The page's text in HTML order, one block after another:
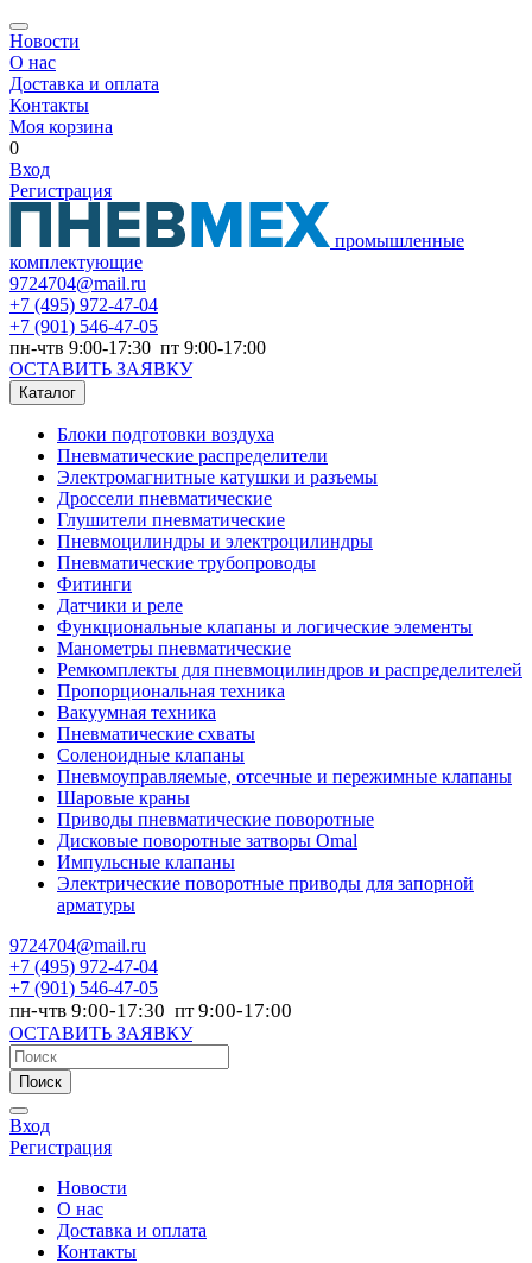
Новости
О нас
Доставка и оплата
Контакты
Моя корзина
0
Вход
Регистрация
промышленные
комплектующие
9724704@mail.ru
+7 (495) 972-47-04
+7 (901) 546-47-05
пн-чтв 9:00-17:30 пт 9:00-17:00
ОСТАВИТЬ ЗАЯВКУ
Каталог
Блоки подготовки воздуха
Пневматические распределители
Электромагнитные катушки и разъемы
Дроссели пневматические
Глушители пневматические
Пневмоцилиндры и электроцилиндры
Пневматические трубопроводы
Фитинги
Датчики и реле
Функциональные клапаны и логические элементы
Манометры пневматические
Ремкомплекты для пневмоцилиндров и распределителей
Пропорциональная техника
Вакуумная техника
Пневматические схваты
Соленоидные клапаны
Пневмоуправляемые, отсечные и пережимные клапаны
Шаровые краны
Приводы пневматические поворотные
Дисковые поворотные затворы Omal
Импульсные клапаны
Электрические поворотные приводы для запорной
арматуры
9724704@mail.ru
+7 (495) 972-47-04
+7 (901) 546-47-05
пн-чтв 9:00-17:30 пт 9:00-17:00
ОСТАВИТЬ ЗАЯВКУ
Поиск
Вход
Регистрация
Новости
О нас
Доставка и оплата
Контакты